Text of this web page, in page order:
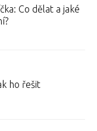
Co dělat a jaké
ho řešit